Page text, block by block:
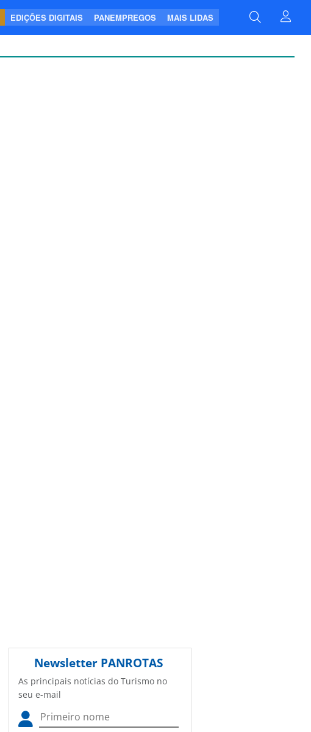
EDIÇÕES DIGITAIS PANEMPREGOS MAIS LIDAS
Newsletter PANROTAS
As principais notícias do Turismo no
seu e-mail